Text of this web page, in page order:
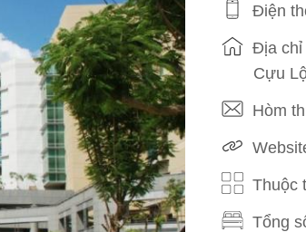
Điện
Địa chỉ
Cựu
Hòm
Thuộc
Tổng